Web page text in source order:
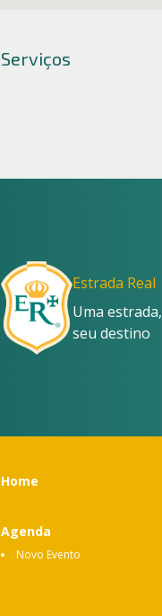
Serviços
Estrada Real
Uma estrada,
seu destino
Home
Agenda
Novo Evento